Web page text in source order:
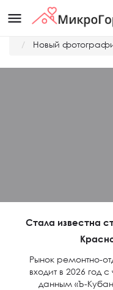
menu
Новый
Стала известна
Рынок ремонтно-
входит в 2026 год
данным «Ъ-